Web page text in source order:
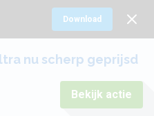
Download
nu scherp geprijsd
Bekijk actie